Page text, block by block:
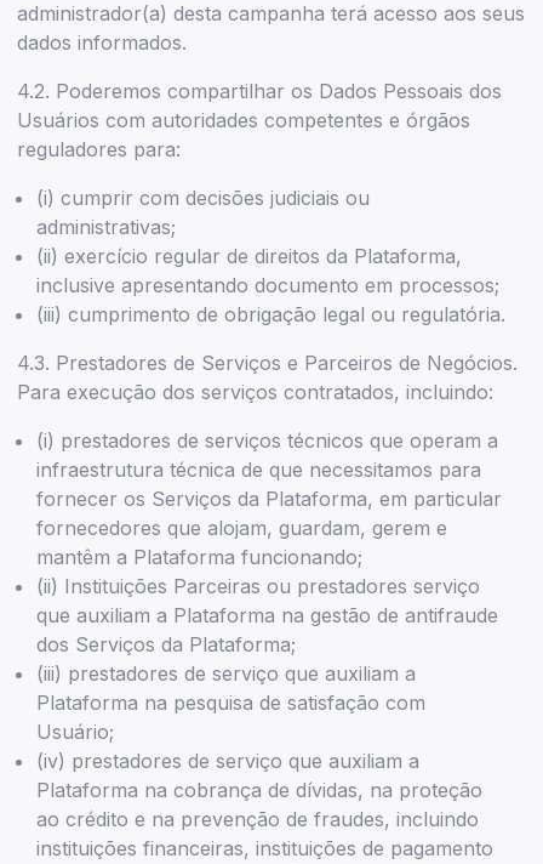
administrador(a) desta campanha terá acesso aos seus
dados informados.
4.2. Poderemos compartilhar os Dados Pessoais dos
Usuários com autoridades competentes e órgãos
reguladores para:
(i) cumprir com decisões judiciais ou
administrativas;
(ii) exercício regular de direitos da Plataforma,
inclusive apresentando documento em processos;
(iii) cumprimento de obrigação legal ou regulatória.
4.3. Prestadores de Serviços e Parceiros de Negócios.
Para execução dos serviços contratados, incluindo:
(i) prestadores de serviços técnicos que operam a
infraestrutura técnica de que necessitamos para
fornecer os Serviços da Plataforma, em particular
fornecedores que alojam, guardam, gerem e
mantêm a Plataforma funcionando;
(ii) Instituições Parceiras ou prestadores serviço
que auxiliam a Plataforma na gestão de antifraude
dos Serviços da Plataforma;
(iii) prestadores de serviço que auxiliam a
Plataforma na pesquisa de satisfação com
Usuário;
(iv) prestadores de serviço que auxiliam a
Plataforma na cobrança de dívidas, na proteção
ao crédito e na prevenção de fraudes, incluindo
instituições financeiras, instituições de pagamento